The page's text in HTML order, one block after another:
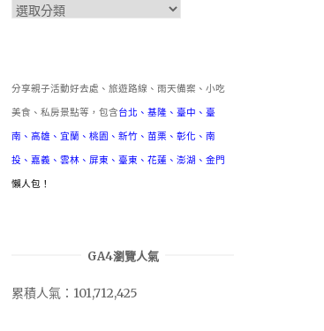
分
分享親子活動好去處、旅遊路線、雨天備案、小吃
美食、私房景點等，包含台北 、 基隆 、 臺中 、 臺
南 、 高雄 、 宜蘭 、 桃園 、 新竹 、 苗栗 、 彰化 、 南
投 、 嘉義 、 雲林 、 屏東 、 臺東 、 花蓮 、 澎湖 、 金門
懶人包！
GA4瀏覽人氣
累積人氣：101,712,425